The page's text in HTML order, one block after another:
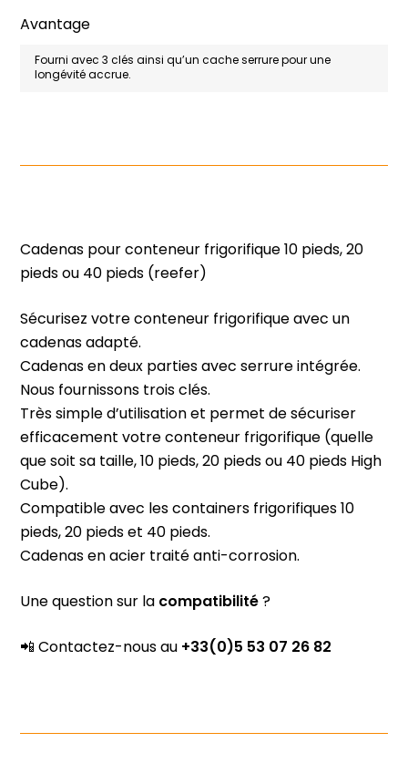
Avantage
Fourni avec 3 clés ainsi qu’un cache serrure pour une
longévité accrue.
Cadenas pour conteneur frigorifique 10 pieds, 20
pieds ou 40 pieds (reefer)
Sécurisez votre conteneur frigorifique avec un
cadenas adapté.
Cadenas en deux parties avec serrure intégrée.
Nous fournissons trois clés.
Très simple d’utilisation et permet de sécuriser
efficacement votre conteneur frigorifique (quelle
que soit sa taille,10 pieds,20 piedsou40 pieds High
Cube).
Compatible avec les containers frigorifiques 10
pieds, 20 pieds et 40 pieds.
Cadenas en acier traité anti-corrosion.
Une question sur lacompatibilité?
📲 Contactez-nous au+33(0)5 53 07 26 82